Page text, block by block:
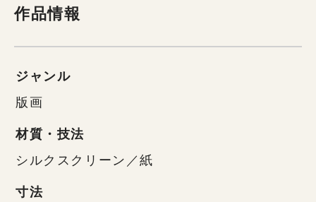
作品情報
ジャンル
版画
材質・技法
シルクスクリーン／紙
寸法